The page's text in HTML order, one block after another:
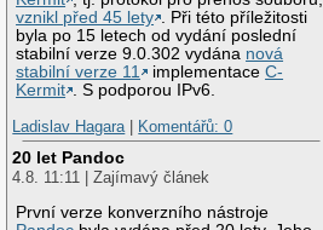
vznikl před 45 lety . Při této příležitosti
byla po 15 letech od vydání poslední
stabilní verze 9.0.302 vydána nová
stabilní verze 11
implementaceC-
Kermit . S podporou IPv6.
Ladislav Hagara | Komentářů: 0
20 let Pandoc
4.8. 11:11 | Zajímavý článek
První verze konverzního nástroje